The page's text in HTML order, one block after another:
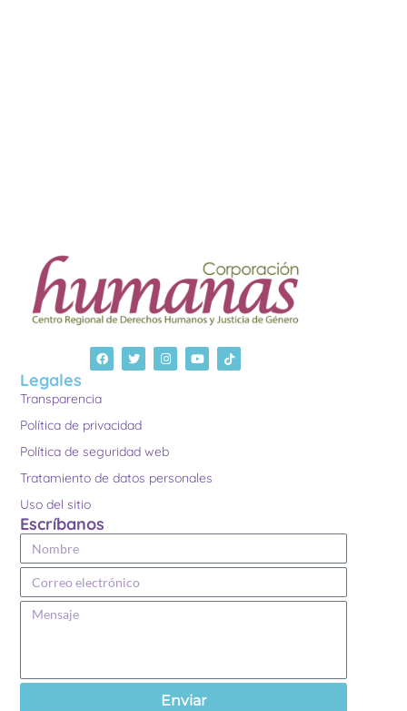
Legales
Transparencia
Política de privacidad
Política de seguridad web
Tratamiento de datos personales
Uso del sitio
Escríbanos
Enviar